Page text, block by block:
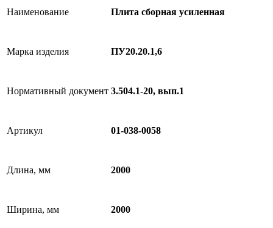
Наименование Плита сборная усиленная
Марка изделия ПУ20.20.1,6
Нормативный документ 3.504.1-20, вып.1
Артикул 01-038-0058
Длина, мм 2000
Ширина, мм 2000